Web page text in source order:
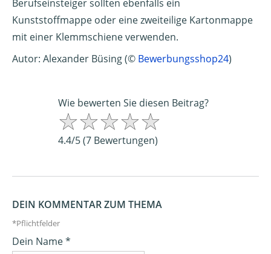
Berufseinsteiger sollten ebenfalls ein
Kunststoffmappe oder eine zweiteilige Kartonmappe
mit einer Klemmschiene verwenden.
Autor: Alexander Büsing (© Bewerbungsshop24)
Wie bewerten Sie diesen Beitrag?
4.4/5(7 Bewertungen)
DEIN KOMMENTAR ZUM THEMA
*Pflichtfelder
Dein Name *